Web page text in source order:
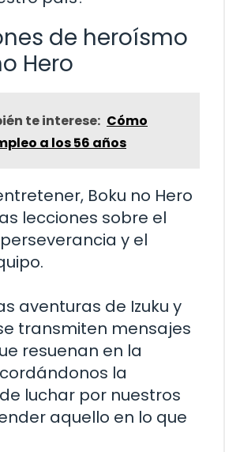
de heroísmo
Hero
te interese: Cómo
a los 56 años
Boku no Hero
lecciones sobre el
y el
aventuras de Izuku y
transmiten mensajes
resuenan en la
la
luchar por nuestros
aquello en lo que